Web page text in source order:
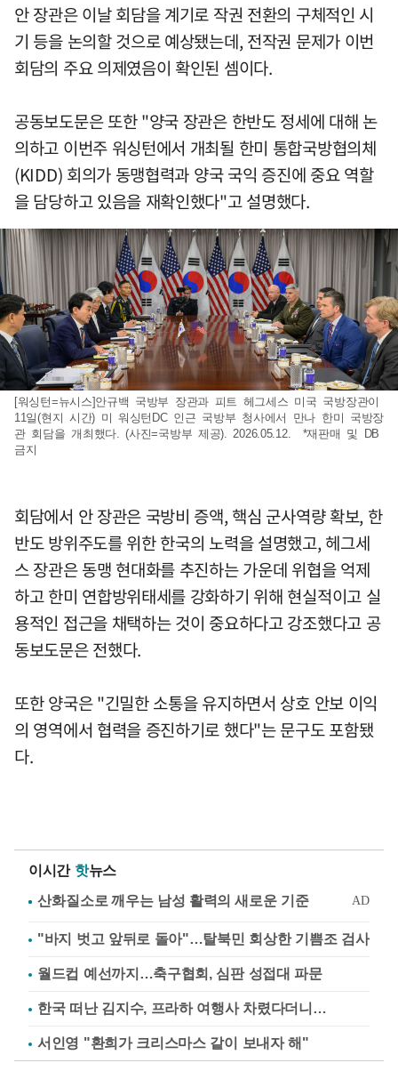
안 장관은 이날 회담을 계기로 작권 전환의 구체적인 시
기 등을 논의할 것으로 예상됐는데, 전작권 문제가 이번
회담의 주요 의제였음이 확인된 셈이다.
공동보도문은 또한 "양국 장관은 한반도 정세에 대해 논
의하고 이번주 워싱턴에서 개최될 한미 통합국방협의체
(KIDD) 회의가 동맹협력과 양국 국익 증진에 중요 역할
을 담당하고 있음을 재확인했다"고 설명했다.
[워싱턴=뉴시스]안규백 국방부 장관과 피트 헤그세스 미국 국방장관이
11일(현지 시간) 미 워싱턴DC 인근 국방부 청사에서 만나 한미 국방장
관 회담을 개최했다. (사진=국방부 제공). 2026.05.12. *재판매 및 DB
금지
회담에서 안 장관은 국방비 증액, 핵심 군사역량 확보, 한
반도 방위주도를 위한 한국의 노력을 설명했고, 헤그세
스 장관은 동맹 현대화를 추진하는 가운데 위협을 억제
하고 한미 연합방위태세를 강화하기 위해 현실적이고 실
용적인 접근을 채택하는 것이 중요하다고 강조했다고 공
동보도문은 전했다.
또한 양국은 "긴밀한 소통을 유지하면서 상호 안보 이익
의 영역에서 협력을 증진하기로 했다"는 문구도 포함됐
다.
이시간 핫뉴스
"바지 벗고 앞뒤로 돌아"…탈북민 회상한 기쁨조 검사
월드컵 예선까지…축구협회, 심판 성접대 파문
한국 떠난 김지수, 프라하 여행사 차렸다더니…
서인영 "환희가 크리스마스 같이 보내자 해"